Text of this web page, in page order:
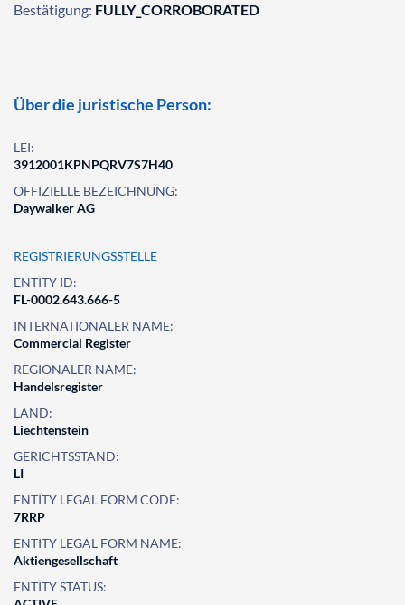
Bestätigung: FULLY_CORROBORATED
Über die juristische Person:
LEI:
3912001KPNPQRV7S7H40
OFFIZIELLE BEZEICHNUNG:
Daywalker AG
REGISTRIERUNGSSTELLE
ENTITY ID:
FL-0002.643.666-5
INTERNATIONALER NAME:
Commercial Register
REGIONALER NAME:
Handelsregister
LAND:
Liechtenstein
GERICHTSSTAND:
LI
ENTITY LEGAL FORM CODE:
7RRP
ENTITY LEGAL FORM NAME:
Aktiengesellschaft
ENTITY STATUS: